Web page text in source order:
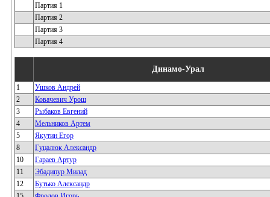
Партия 1
Партия 2
Партия 3
Партия 4
Динамо-Урал
1
Ушков Андрей
2
Ковачевич Урош
3
Рыбаков Евгений
4
Мельников Артем
5
Якутин Егор
8
Гуцалюк Александр
10
Гараев Артур
11
Эбадипур Милад
12
Бутько Александр